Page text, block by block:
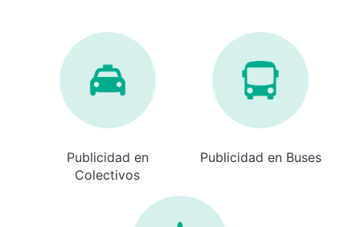
Publicidad en
Colectivos
Publicidad en Buses